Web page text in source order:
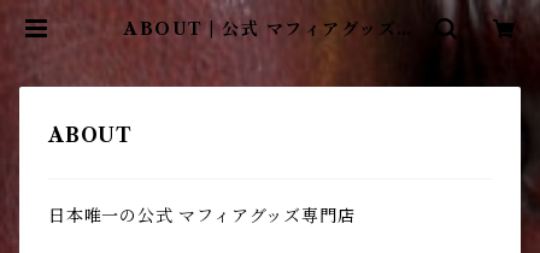
ABOUT | 公式 マフィアグッズ専
ABOUT
日本唯一の公式 マフィアグッズ専門店